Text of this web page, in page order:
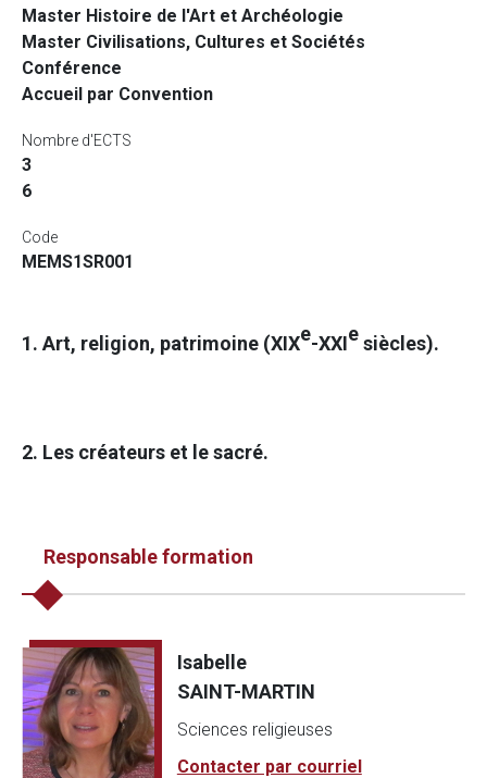
Master Histoire de l'Art et Archéologie
Master Civilisations, Cultures et Sociétés
Conférence
Accueil par Convention
Nombre d'ECTS
3
6
Code
MEMS1SR001
1. Art, religion, patrimoine (XIXe-XXIesiècles).
2. Les créateurs et le sacré.
Responsable formation
Isabelle
SAINT-MARTIN
Sciences religieuses
Contacter par courriel